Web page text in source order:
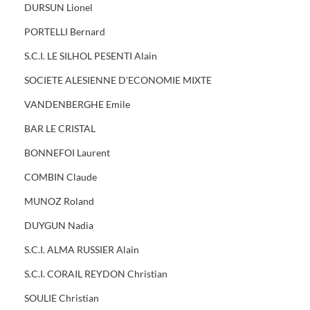
DURSUN Lionel
PORTELLI Bernard
S.C.I. LE SILHOL PESENTI Alain
SOCIETE ALESIENNE D'ECONOMIE MIXTE
VANDENBERGHE Emile
BAR LE CRISTAL
BONNEFOI Laurent
COMBIN Claude
MUNOZ Roland
DUYGUN Nadia
S.C.I. ALMA RUSSIER Alain
S.C.I. CORAIL REYDON Christian
SOULIE Christian